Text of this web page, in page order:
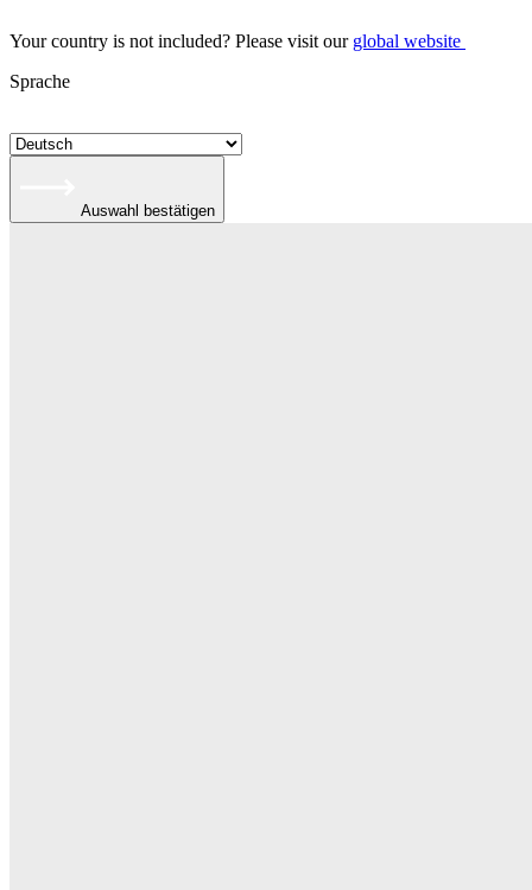
Your country is not included? Please visit our global website
Sprache
Auswahl bestätigen